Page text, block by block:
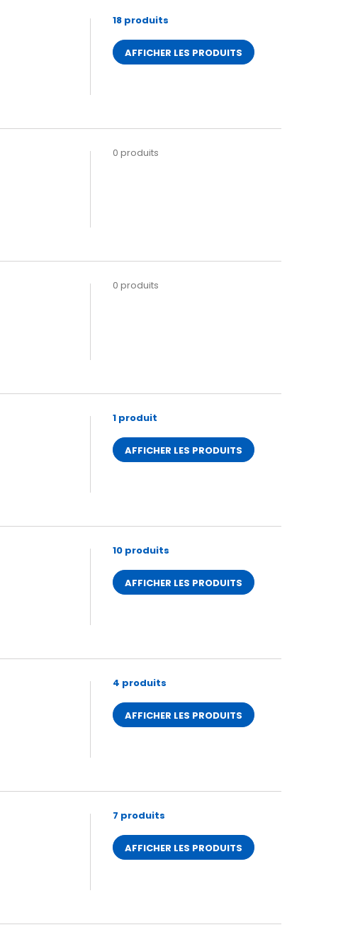
18 produits
AFFICHER LES PRODUITS
0 produits
0 produits
1 produit
AFFICHER LES PRODUITS
10 produits
AFFICHER LES PRODUITS
4 produits
AFFICHER LES PRODUITS
7 produits
AFFICHER LES PRODUITS